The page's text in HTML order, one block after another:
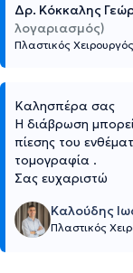
Δρ. Κόκκαλης
λογαριασμός)
Πλαστικός Χειρουργός
Καλησπέρα σας
Η διάβρωση
πίεσης του
τομογραφία .
Σας ευχαριστώ
Καλούδης
Πλαστικός